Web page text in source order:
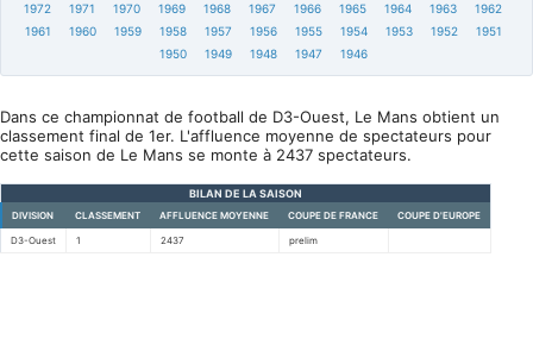
1972
1971 1970 1969 1968 1967 1966 1965 1964 1963
1962
1961
1960 1959 1958 1957 1956 1955 1954 1953 1952
1951
1950
1949 1948 1947 1946
Dans ce championnat de football de D3-Ouest, Le Mans obtient un
classement final de 1er. L'affluence moyenne de spectateurs pour
cette saison de Le Mans se monte à 2437 spectateurs.
BILAN DE LA SAISON
DIVISION CLASSEMENT AFFLUENCE MOYENNE COUPE DE FRANCE COUPE D'EUROPE
D3-Ouest 1 2437 prelim